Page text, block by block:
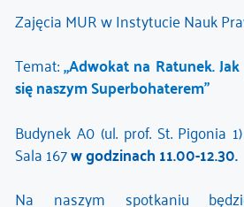
Zajęcia MUR w Instytucie Nauk
Temat:„Adwokat na Ratunek.
się naszym Superbohaterem”
Budynek A0 (ul. prof. St. Pigonia
Sala 167w godzinach 11.00-12.30.
Na naszym spotkaniu